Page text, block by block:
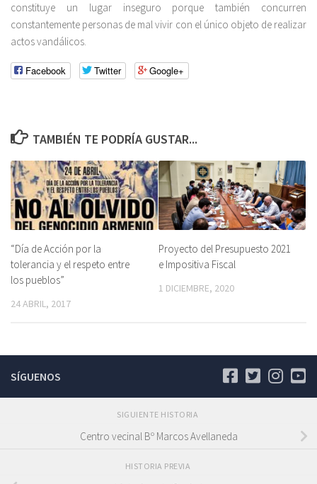
constituye un lugar inseguro porque también concurren
constantemente personas de mal vivir con el único objeto de realizar
actos vandálicos.
Facebook Twitter Google+
TAMBIÉN TE PODRÍA GUSTAR...
“Día de Acción por la
tolerancia y el respeto entre
los pueblos”
24 ABRIL, 2017
Proyecto del Presupuesto 2021
e Impositiva Fiscal
1 DICIEMBRE, 2020
SÍGUENOS
SIGUIENTE HISTORIA
Centro vecinal Bº Marcos Avellaneda
HISTORIA PREVIA